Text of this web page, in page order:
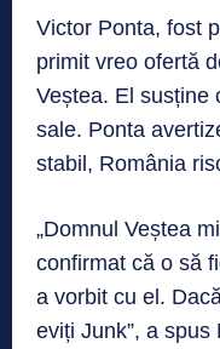
Victor Ponta, fost
primit vreo ofertă
Veștea. El susține
sale. Ponta
stabil, România
„Domnul Veștea
confirmat că o să
a vorbit cu el.
eviți Junk”, a